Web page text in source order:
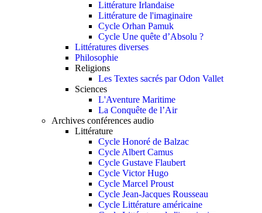
Littérature Irlandaise
Littérature de l'imaginaire
Cycle Orhan Pamuk
Cycle Une quête d’Absolu ?
Littératures diverses
Philosophie
Religions
Les Textes sacrés par Odon Vallet
Sciences
L'Aventure Maritime
La Conquête de l’Air
Archives conférences audio
Littérature
Cycle Honoré de Balzac
Cycle Albert Camus
Cycle Gustave Flaubert
Cycle Victor Hugo
Cycle Marcel Proust
Cycle Jean-Jacques Rousseau
Cycle Littérature américaine